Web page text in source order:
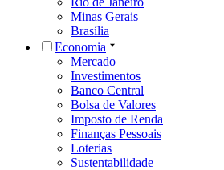
Minas Gerais
Brasília
Economia
Mercado
Investimentos
Banco Central
Bolsa de Valores
Imposto de Renda
Finanças Pessoais
Loterias
Sustentabilidade